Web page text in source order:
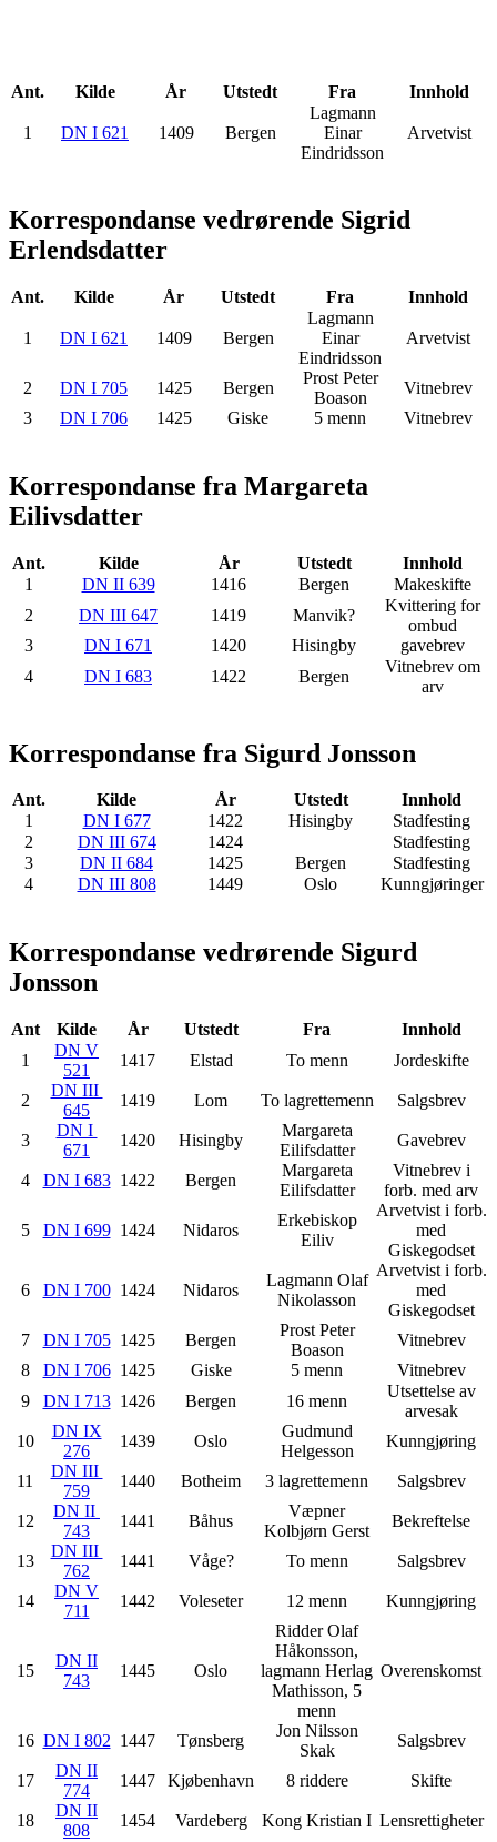
Ant. Kilde År Utstedt Fra Innhold
1 DN I 621 1409 Bergen
Lagmann
Einar
Eindridsson
Arvetvist
Korrespondanse vedrørende Sigrid
Erlendsdatter
Ant. Kilde År Utstedt Fra Innhold
1 DN I 621 1409 Bergen
Lagmann
Einar
Eindridsson
Arvetvist
2 DN I 705 1425 Bergen
Prost Peter
Boason
Vitnebrev
3
DN I 706 1425 Giske 5 menn Vitnebrev
Korrespondanse fra Margareta
Eilivsdatter
Ant. Kilde År Utstedt
Innhold
1
DN II 639 1416 Bergen
Makeskifte
2
DN III 647 1419 Manvik?
Kvittering for
ombud
3
DN I 671 1420 Hisingby
gavebrev
4
DN I 683 1422 Bergen
Vitnebrev om
arv
Korrespondanse fra Sigurd Jonsson
Ant. Kilde År Utstedt
Innhold
1
DN I 677 1422 Hisingby
Stadfesting
2
DN III 674 1424
Stadfesting
3
DN II 684 1425 Bergen
Stadfesting
4
DN III 808 1449 Oslo Kunngjøringer
Korrespondanse vedrørende Sigurd
Jonsson
Ant Kilde År Utstedt Fra
Innhold
1
DN V
521
1417 Elstad To menn Jordeskifte
2
DN III
645
1419 Lom To lagrettemenn Salgsbrev
3
DN I
671
1420 Hisingby
Margareta
Eilifsdatter
Gavebrev
4 DN I 683 1422 Bergen
Margareta
Eilifsdatter
Vitnebrev i
forb. med arv
5 DN I 699 1424 Nidaros
Erkebiskop
Eiliv
Arvetvist i forb.
med
Giskegodset
6 DN I 700 1424 Nidaros
Lagmann Olaf
Nikolasson
Arvetvist i forb.
med
Giskegodset
7
DN I 705 1425 Bergen
Prost Peter
Boason
Vitnebrev
8
DN I 706 1425 Giske 5 menn
Vitnebrev
9
DN I 713 1426 Bergen 16 menn
Utsettelse av
arvesak
10
DN IX
276
1439 Oslo
Gudmund
Helgesson
Kunngjøring
11
DN III
759
1440 Botheim 3 lagrettemenn Salgsbrev
12
DN II
743
1441 Båhus
Væpner
Kolbjørn Gerst
Bekreftelse
13
DN III
762
1441 Våge? To menn Salgsbrev
14
DN V
711
1442 Voleseter 12 menn Kunngjøring
15
DN II
743
1445 Oslo
Ridder Olaf
Håkonsson,
lagmann Herlag
Mathisson, 5
menn
Overenskomst
16 DN I 802 1447 Tønsberg
Jon Nilsson
Skak
Salgsbrev
17
DN II
774
1447 Kjøbenhavn 8 riddere Skifte
18
DN II
808
1454 Vardeberg Kong Kristian I Lensrettigheter